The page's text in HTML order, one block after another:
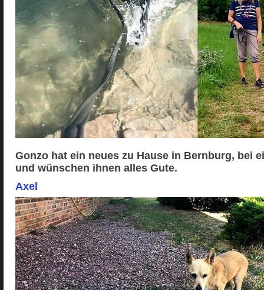
Gonzo hat ein neues zu Hause in Bernburg, bei
und wünschen ihnen alles Gute.
Axel